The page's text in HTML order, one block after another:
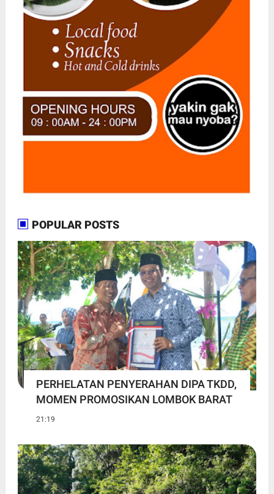
POPULAR POSTS
PERHELATAN PENYERAHAN DIPA TKDD,
MOMEN PROMOSIKAN LOMBOK BARAT
21:19